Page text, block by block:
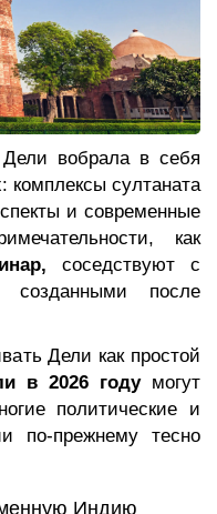
вобрала в себя
комплексы султаната
и современные
как
соседствуют с
после
Дели как простой
в 2026 годумогут
политические и
по-прежнему тесно
Индию